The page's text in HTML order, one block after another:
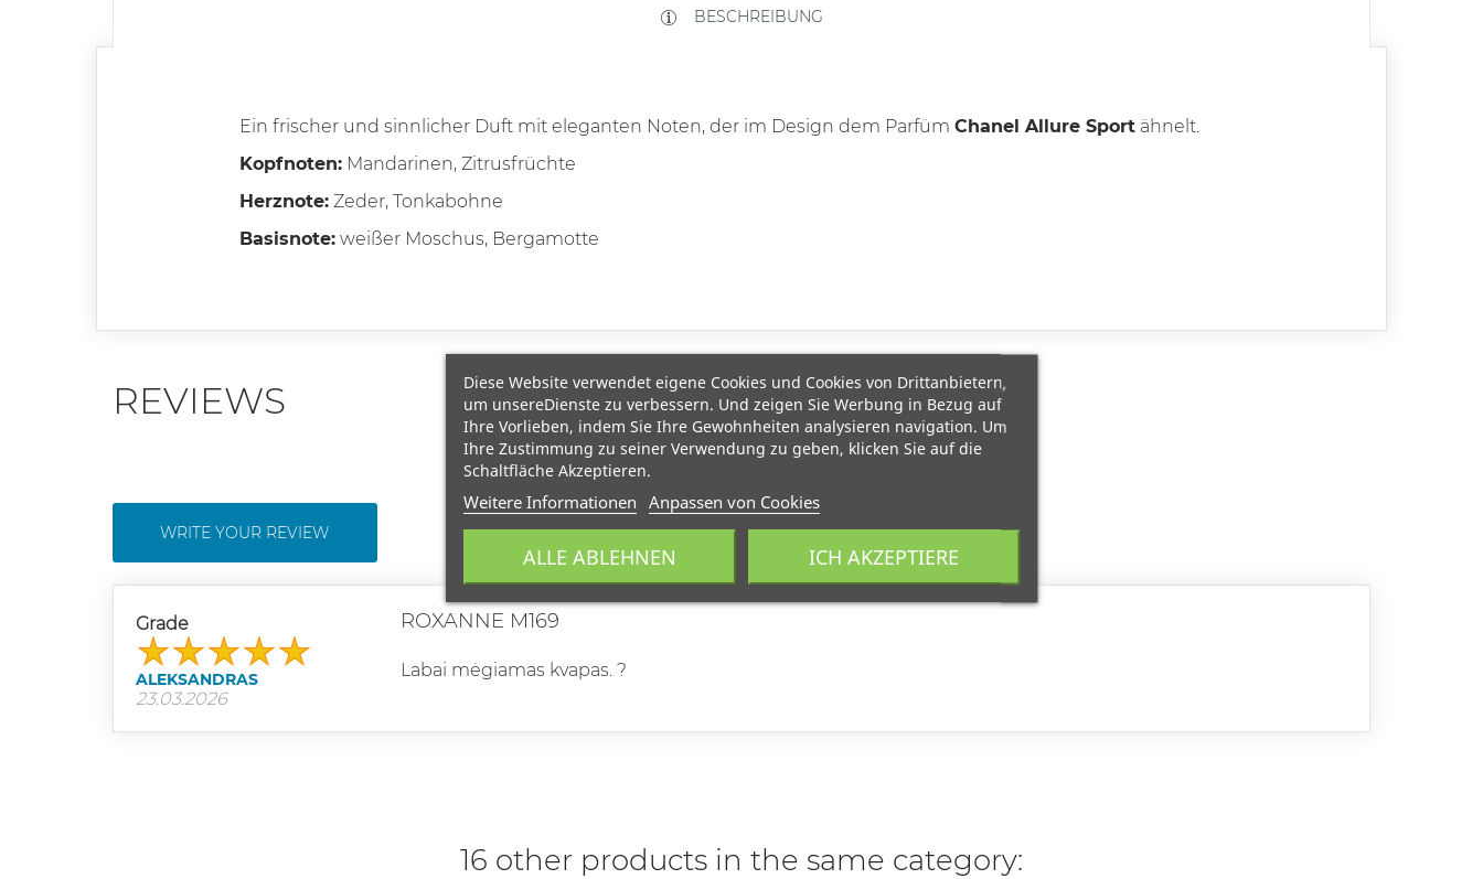
BESCHREIBUNG
Ein frischer und sinnlicher Duft mit eleganten Noten, der im Design dem Parfüm Chanel Allure Sport ähnelt.
Kopfnoten: Mandarinen, Zitrusfrüchte
Herznote: Zeder, Tonkabohne
Basisnote: weißer Moschus, Bergamotte
REVIEWS
WRITE YOUR REVIEW
Grade
ALEKSANDRAS
23.03.2026
ROXANNE M169
Labai mėgiamas kvapas. ?
16 other products in the same category:
Diese Website verwendet eigene Cookies und Cookies von Drittanbietern,
um unsereDienste zu verbessern. Und zeigen Sie Werbung in Bezug auf
Ihre Vorlieben, indem Sie Ihre Gewohnheiten analysieren navigation. Um
Ihre Zustimmung zu seiner Verwendung zu geben, klicken Sie auf die
Schaltfläche Akzeptieren.
Weitere Informationen Anpassen von Cookies
ALLE ABLEHNEN ICH AKZEPTIERE